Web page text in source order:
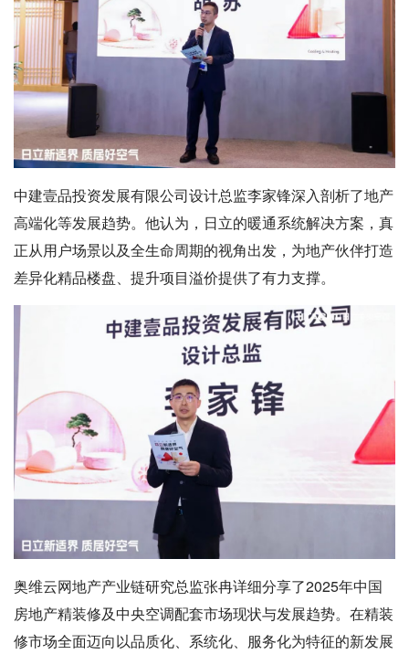
中建壹品投资发展有限公司设计总监李家锋深入剖析了地产
高端化等发展趋势。他认为，日立的暖通系统解决方案，真
正从用户场景以及全生命周期的视角出发，为地产伙伴打造
差异化精品楼盘、提升项目溢价提供了有力支撑。
奥维云网地产产业链研究总监张冉详细分享了2025年中国
房地产精装修及中央空调配套市场现状与发展趋势。在精装
修市场全面迈向以品质化、系统化、服务化为特征的新发展